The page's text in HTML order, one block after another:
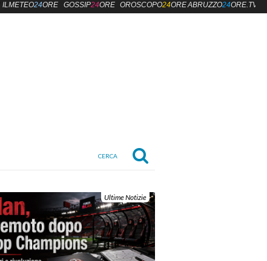
Ultime Notizie
ILMETEO24ORE GOSSIP24ORE OROSCOPO24OREABRUZZO24ORE.TV